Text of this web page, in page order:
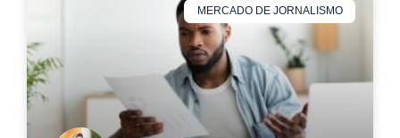
MERCADO DE JORNALISMO